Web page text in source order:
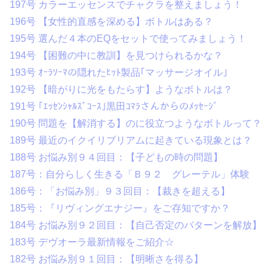
197号 カラーエッセンスでチャクラを整えましょう！
196号 【女性的直感を深める】ボトルはある？
195号 選んだ４本のEQをセットで使ってみましょう！
194号 【困難の中に教訓】を見つけられるかな？
193号 ｵｰﾗｿｰﾏの隠れたﾋｯﾄ製品｢マッサージオイル｣
192号 【暗がりに光をもたらす】ようなボトルは？
191号 ｢ｴｯｾﾝｼｬﾙｽﾞｺｰｽ｣黒田ｺﾏﾗさんからのﾒｯｾｰｼﾞ
190号 問題を【解消する】のに役立つようなボトルって？
189号 最近のイクイリブリアムに起きている現象とは？
188号 お悩み別９４回目：【子どもの時の問題】
187号：自分らしく生きる「Ｂ９２ グレーテル」体験
186号：「お悩み別」９３回目：【裁きを超える】
185号：『リヴィングエナジー』をご存知ですか？
184号 お悩み別９２回目：【自己否定のパターンを解放】
183号 デヴオーラ最新情報をご紹介☆
182号 お悩み別９１回目：【明晰さを得る】